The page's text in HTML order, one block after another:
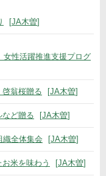
JA木曽
性活躍推進支援プログ
翁桜贈る JA木曽
ど贈る JA木曽
全体集会 JA木曽
米を味わう JA木曽